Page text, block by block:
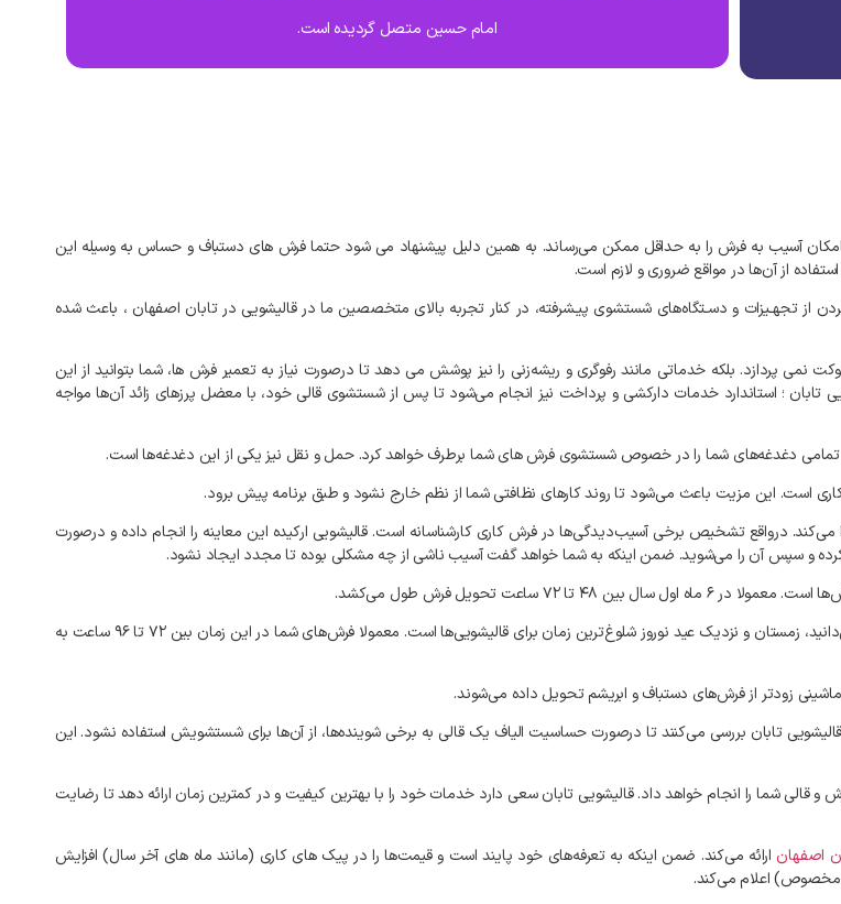
امام حسین متصل گردیده است.
امکان آسیب به فرش را به حداقل ممکن می‌رساند. به‌ همین دلیل پیشنهاد می‌ شود حتما فرش‌ های دستباف و حساس به وسیله این
استفاده از آن‌ها در مواقع ضروری و لازم است.
از تجهـیزات و دسـتگاه‌های شستشوی پیـشرفته، در کنار تجربه بالای متخصصین ما در قالیشویی در تابان اصفهان ، باعث شده
نمی‌ پردازد. بلکه خدماتی مانند رفوگری و ریشه‌زنی را نیز پوشش می‌ دهد تا درصورت نیاز به تعمیر فرش‌ ها، شما بتوانید از این
تابان ؛ استاندارد خدمات دارکشی و پرداخت نیز انجام می‌شود تا پس از شستشوی قالی خود، با معضل پرزهای زائد آن‌ها مواجه
تمامی دغدغه‌های شما را در خصوص شستشوی فرش‌ های شما برطرف خواهدکرد.حمل و نقل نیز یکی از این دغدغه‌ها است.
است. این مزیت باعث می‌شود تا روندکارهای نظافتی شما از نظمخارج نشود و طبق برنامه پیش برود.
می‌کند. درواقع تشخیص برخی آسیب‌دیدگی‌ها در فرش کاری کارشناسانه است.قالیشویی ارکیده این معاینه را انجام داده و درصورت
و سپس آن را می‌شوید. ضمن اینکه به شماخواهدگفت آسیب ناشی از چه مشکلی بوده تا مجدد ایجاد نشود.
است. معمولا در ۶ ماه اول سال بین ۴۸تا۷۲ساعت تحویل فرش طول می‌کشد.
زمستان و نزدیک عید نوروز شلوغ‌ترین زمان برای قالیشویی‌ها است. معمولا فرش‌های شما در این زمان بین ۷۲تا۹۶ ساعت به
ماشینی زودتر از فرش‌های دستباف و ابریشمتحویل داده می‌شوند.
قالیشویی تابان بررسی می‌کنند تا درصورت حساسیت الیاف یک قالی به برخی شوینده‌ها، از آن‌ها برای شستشویش استفاده نشود. این
و قالی شما را انجام خواهدداد.قالیشویی تابان سعی دارد خدمات خود را بابهترین کیفیت و در کمترین زمان ارائه دهدتا رضایت
اصفهان ارائه می‌کند. ضمن اینکه به تعرفه‌های خود پایند است و قیمت‌ها را در پیک‌ های کاری (مانند ماه‌ های آخر سال) افزایش
مخصوص)اعلام می‌کند.